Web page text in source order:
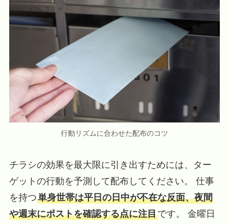
行動リズムに合わせた配布のコツ
チラシの効果を最大限に引き出すためには、ター
ゲットの行動を予測して配布してください。 仕事
を持つ単身世帯は平日の日中が不在な反面、夜間
や週末にポストを確認する点に注目です。 金曜日